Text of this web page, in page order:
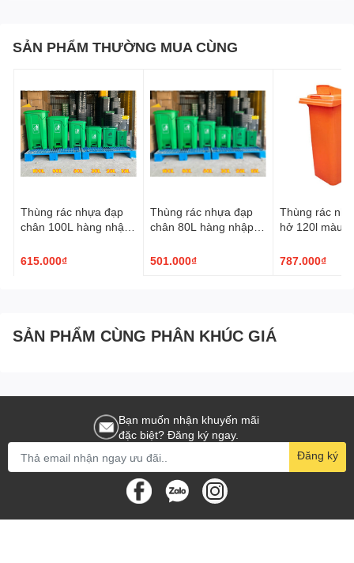
sản phẩm cần thiết và hữu ích cho mọi không gian. Sản phẩm
giúp giữ cho không gian luôn sạch sẽ, ngăn nắp, đảm bảo vệ sinh
SẢN PHẨM THƯỜNG MUA CÙNG
Thùng rác nhựa đạp
chân 100L hàng nhập
615.000₫
Thùng rác nhựa đạp
chân 80L hàng nhập
501.000₫
Thùng rác
hở 120l màu
787.000₫
SẢN PHẨM CÙNG PHÂN KHÚC GIÁ
Bạn muốn nhận khuyến mãi
đặc biệt? Đăng ký ngay.
Đăng ký